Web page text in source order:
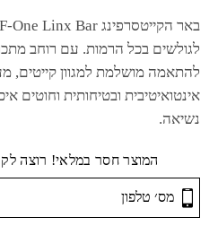
באר הקייטסרפינג F-One Linx Bar
לגולשים בכל הרמות. עם רוחב
להתאמה מושלמת למגוון קייטים,
אינטואיטיבית ובטיחותית וחוטים
נשיאה.
המוצר חסר במלאי! רוצה